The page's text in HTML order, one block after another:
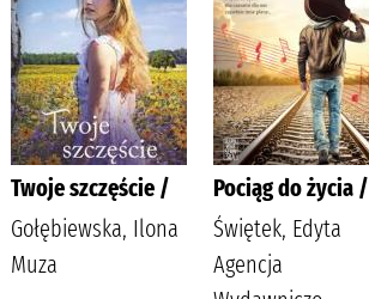
Twoje szczęście /
Gołębiewska, Ilona
Muza
Pociąg do życia /
Świętek, Edyta
Agencja